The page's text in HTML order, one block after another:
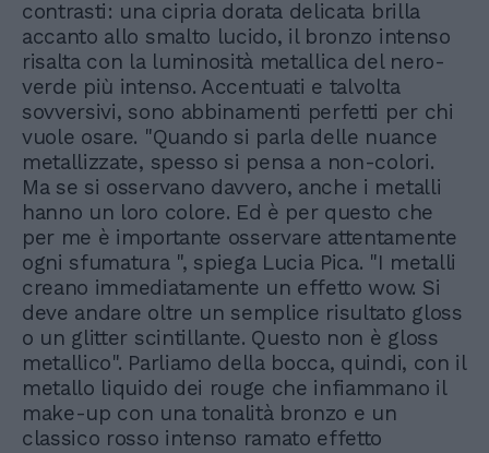
contrasti: una cipria dorata delicata brilla
accanto allo smalto lucido, il bronzo intenso
risalta con la luminosità metallica del nero-
verde più intenso. Accentuati e talvolta
sovversivi, sono abbinamenti perfetti per chi
vuole osare. "Quando si parla delle nuance
metallizzate, spesso si pensa a non-colori.
Ma se si osservano davvero, anche i metalli
hanno un loro colore. Ed è per questo che
per me è importante osservare attentamente
ogni sfumatura ", spiega Lucia Pica. "I metalli
creano immediatamente un effetto wow. Si
deve andare oltre un semplice risultato gloss
o un glitter scintillante. Questo non è gloss
metallico". Parliamo della bocca, quindi, con il
metallo liquido dei rouge che infiammano il
make-up con una tonalità bronzo e un
classico rosso intenso ramato effetto